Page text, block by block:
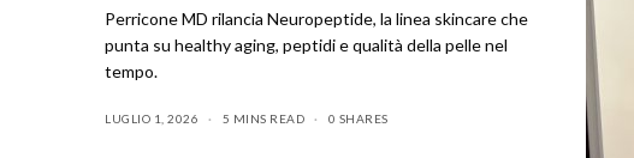
Perricone MD rilancia Neuropeptide, la linea skincare che
punta su healthy aging, peptidi e qualità della pelle nel
tempo.
LUGLIO 1, 2026 5 MINS READ 0 SHARES